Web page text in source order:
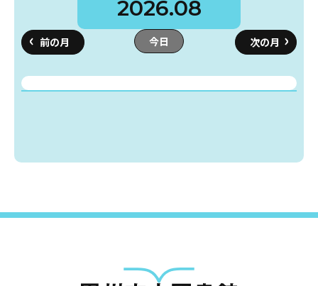
今日
2026.08